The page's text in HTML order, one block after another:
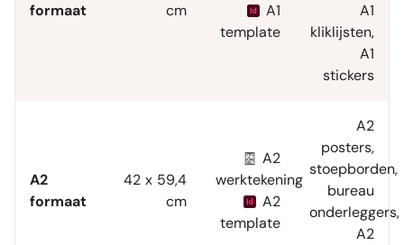
formaat
cm
A1
template
A1
kliklijsten,
A1
stickers
A2
formaat
42 x 59,4
cm
A2
werktekening
A2
template
A2
posters,
stoepborden,
bureau
onderleggers,
A2